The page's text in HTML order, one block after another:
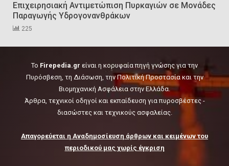
Sprinklers: Ο «αόρατος φύλακας
άγγελος» πάνω από το κεφάλι
Η ελαφρότητα της τεχνικής
ασφάλειας στην Ελλάδα (ΥΑΕ)
Technical Leadership in Safety:
Why Emergency Response and
Επιχειρησιακή Αντιμετώπιση Πυρκαγιών σε Μονάδες
Παραγωγής Υδρογονανθράκων
225
To Firepedia.gr είναι η κορυφαία πηγή γνώσης για την
Πυρόσβεση, τη Διάσωση, την Πολιτική Προστασία και την
Βιομηχανική Ασφάλεια στην Ελλάδα.
Άρθρα, τεχνικοί οδηγοί και εκπαίδευση για πυροσβέστες -
διασώστες και τεχνικούς ασφαλείας.
Απαγορεύεται η Αναδημοσίευση άρθρων και κειμένων του
περιοδικού μας χωρίς έγκριση